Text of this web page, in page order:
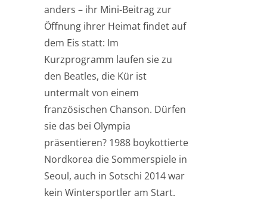
anders – ihr Mini-Beitrag zur
Öffnung ihrer Heimat findet auf
dem Eis statt: Im
Kurzprogramm laufen sie zu
den Beatles, die Kür ist
untermalt von einem
französischen Chanson. Dürfen
sie das bei Olympia
präsentieren? 1988 boykottierte
Nordkorea die Sommerspiele in
Seoul, auch in Sotschi 2014 war
kein Wintersportler am Start.